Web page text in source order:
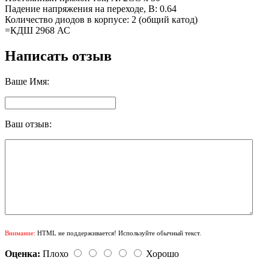
Падение напряжения на переходе, В: 0.64
Количество диодов в корпусе: 2 (общий катод)
=КДШ 2968 АС
Написать отзыв
Ваше Имя:
Ваш отзыв:
Внимание: HTML не поддерживается! Используйте обычный текст.
Оценка: Плохо
Хорошо